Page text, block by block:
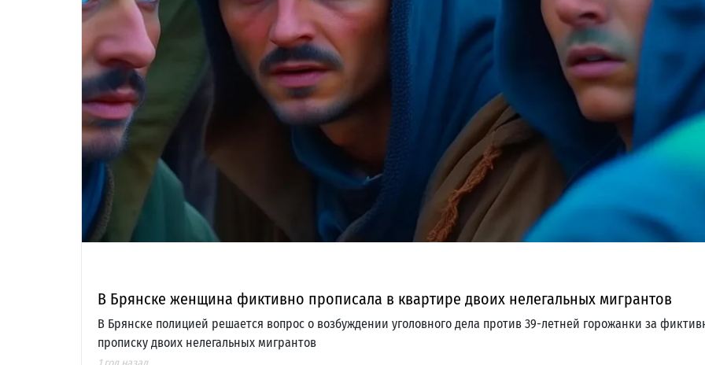
В Брянске женщина фиктивно прописала в квартире двоих нелегальных мигрантов
В Брянске полицией решается вопрос о возбуждении уголовного дела против 39-летней горожанки за
прописку двоих нелегальных мигрантов